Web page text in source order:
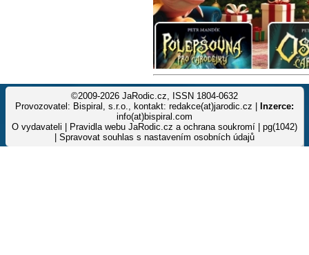
©2009-2026 JaRodic.cz, ISSN 1804-0632
Provozovatel: Bispiral, s.r.o., kontakt: redakce(at)jarodic.cz |
Inzerce:
info(at)bispiral.com
O vydavateli
Pravidla webu JaRodic.cz a ochrana soukromí | pg(1042)
Spravovat souhlas s nastavením osobních údajů